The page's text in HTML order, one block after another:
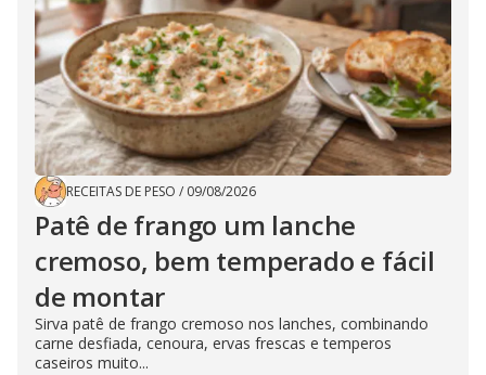
RECEITAS DE PESO / 09/08/2026
Patê de frango um lanche
cremoso, bem temperado e fácil
de montar
Sirva patê de frango cremoso nos lanches, combinando
carne desfiada, cenoura, ervas frescas e temperos
caseiros muito...